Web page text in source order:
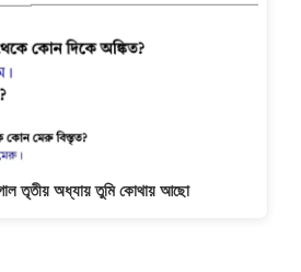
তৃতীয় অধ্যায় তুমি কোথায় আছো